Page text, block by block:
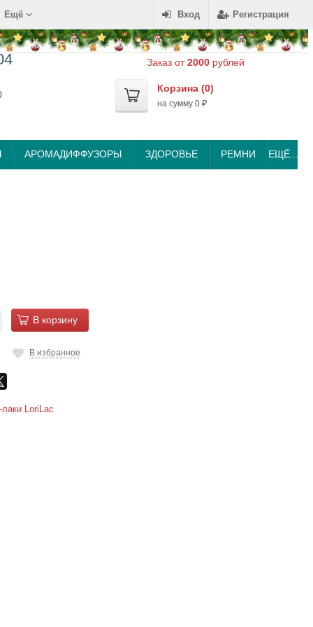
Вход Регистрация
Ещё
Заказ от2000 рублей
Корзина (0)
на сумму 0 ₽
АРОМАДИФФУЗОРЫ ЗДОРОВЬЕ РЕМНИ ЕЩЁ...
В корзину
В избранное
лаки LoriLac